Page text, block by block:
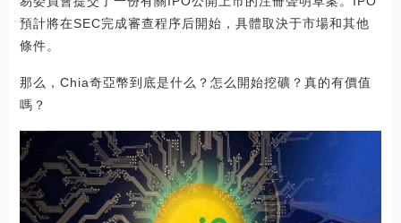
預計將在SEC完成審查程序后開始，具體取決于市場和其他
條件。
那么，Chia奇亞幣到底是什么？怎么開始挖礦？真的有價值
嗎？